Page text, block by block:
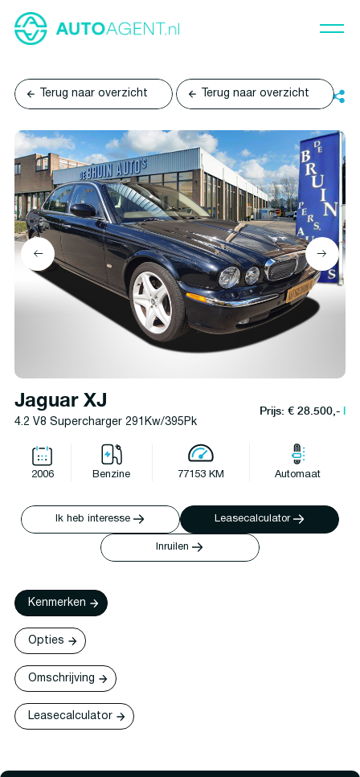
Terug naar overzicht Terug naar overzicht
Jaguar XJ
4.2 V8 Supercharger 291Kw/395Pk
Prijs: € 28.500,-l
2006 Benzine 77153 KM Automaat
Ik heb interesse Leasecalculator
Inruilen
Kenmerken
Opties
Omschrijving
Leasecalculator